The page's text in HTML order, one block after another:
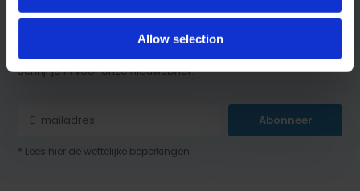
Allow selection
Schrijf je in voor onze nieuwsbrief:
Abonneer
* Lees hier de wettelijke beperkingen